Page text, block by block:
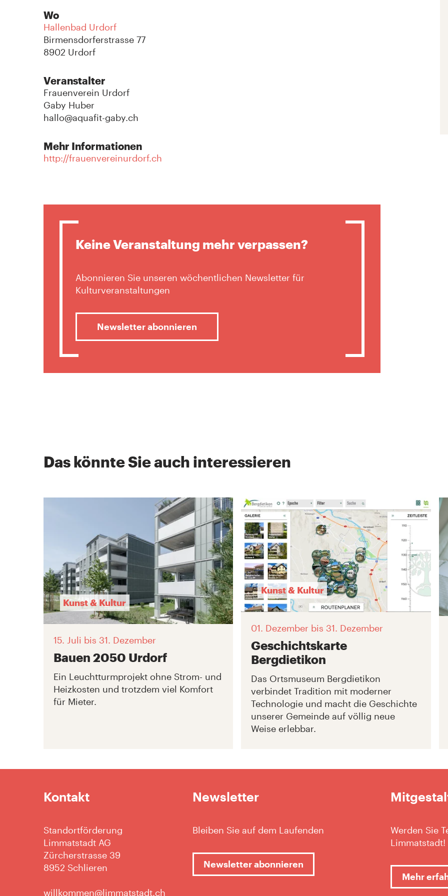
Wo
Hallenbad Urdorf
Birmensdorferstrasse 77
8902 Urdorf
Veranstalter
Frauenverein Urdorf
Gaby Huber
hallo@aquafit-gaby.ch
Mehr Informationen
http://frauenvereinurdorf.ch
Keine Veranstaltung mehr verpassen?
Abonnieren Sie unseren wöchentlichen Newsletter für
Kulturveranstaltungen
Newsletter abonnieren
Das könnte Sie auch interessieren
Kunst & Kultur
15. Juli bis 31. Dezember
Bauen 2050 Urdorf
Ein Leuchtturmprojekt ohne Strom- und
Heizkosten und trotzdem viel Komfort
für Mieter.
Kunst & Kultur
01. Dezember bis 31. Dezember
Geschichtskarte
Bergdietikon
Das Ortsmuseum Bergdietikon
verbindet Tradition mit moderner
Technologie und macht die Geschichte
unserer Gemeinde auf völlig neue
Weise erlebbar.
Kontakt
Standortförderung
Limmatstadt AG
Zürcherstrasse 39
8952 Schlieren
willkommen@limmatstadt.ch
Newsletter
Bleiben Sie auf dem Laufenden
Newsletter abonnieren
Werden Sie
Limmatstadt!
Mehr